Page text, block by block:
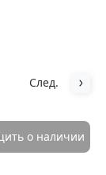
След.
о наличии